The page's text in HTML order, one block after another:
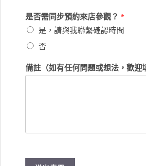
是否需同步預約來店參觀？ *
是，請與我聯繫確認時間
否
備註（如有任何問題或想法，歡迎